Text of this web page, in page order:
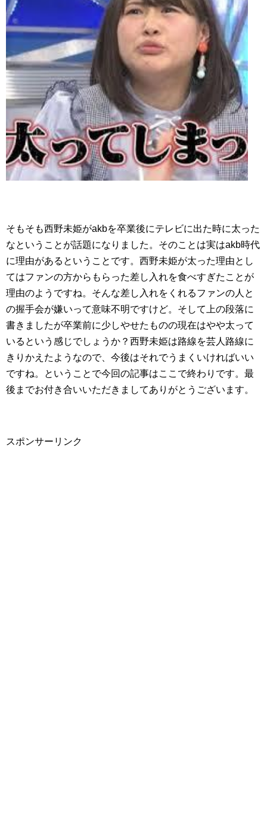
そもそも西野未姫がakbを卒業後にテレビに出た時に太った
なということが話題になりました。そのことは実はakb時代
に理由があるということです。西野未姫が太った理由とし
てはファンの方からもらった差し入れを食べすぎたことが
理由のようですね。そんな差し入れをくれるファンの人と
の握手会が嫌いって意味不明ですけど。そして上の段落に
書きましたが卒業前に少しやせたものの現在はやや太って
いるという感じでしょうか？西野未姫は路線を芸人路線に
きりかえたようなので、今後はそれでうまくいければいい
ですね。ということで今回の記事はここで終わりです。最
後までお付き合いいただきましてありがとうございます。
スポンサーリンク